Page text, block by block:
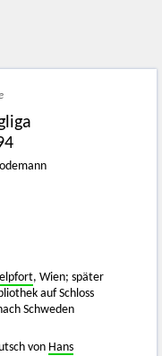
, Wien; später
auf Schloss
Schweden
von Hans